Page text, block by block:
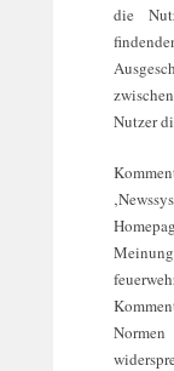
die
Nutzer